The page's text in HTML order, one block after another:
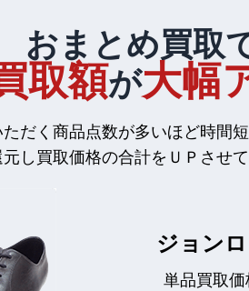
おまとめ買取
取額が大幅
だく商品点数が多いほど時間
し買取価格の合計をＵＰさせ
ジョン
単品買取